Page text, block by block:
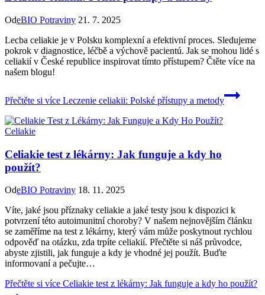
OdeBIO Potraviny 21. 7. 2025
Lecba celiakie je v Polsku komplexní a efektivní proces. Sledujeme
pokrok v diagnostice, léčbě a výchově pacientú. Jak se mohou lidé s
celiakií v České republice inspirovat tímto přístupem? Čtěte více na
našem blogu!
Přečtěte si více Leczenie celiakii: Polské přístupy a metody
Celiakie
Celiakie test z lékárny: Jak funguje a kdy ho
použít?
OdeBIO Potraviny 18. 11. 2025
Víte, jaké jsou příznaky celiakie a jaké testy jsou k dispozici k
potvrzení této autoimunitní choroby? V našem nejnovějším článku
se zaměříme na test z lékárny, který vám může poskytnout rychlou
odpověď na otázku, zda trpíte celiakií. Přečtěte si náš průvodce,
abyste zjistili, jak funguje a kdy je vhodné jej použít. Buďte
informovaní a pečujte…
Přečtěte si více Celiakie test z lékárny: Jak funguje a kdy ho použít?